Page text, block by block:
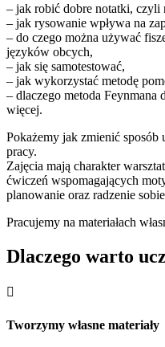
– jak robić dobre notatki, czyli
– jak rysowanie wpływa na
– do czego można używać
języków obcych,
– jak się samotestować,
– jak wykorzystać metodę
– dlaczego metoda Feynmana
więcej.
Pokażemy jak zmienić
pracy.
Zajęcia mają charakter
ćwiczeń wspomagających
planowanie oraz radzenie
Pracujemy na materiałach
Dlaczego warto

Tworzymy własne materiały